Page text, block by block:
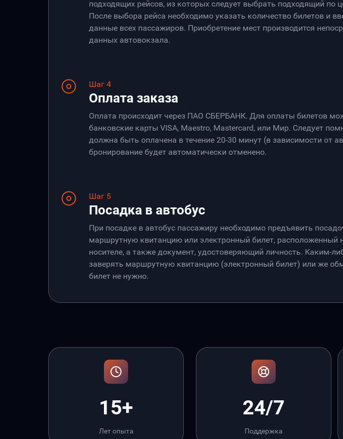
подходящих рейсов, из которых следует выбрать подходящий по
После выбора рейса необходимо указать количество билетов и
данные всех пассажиров. Приобретение мест производится
данных автовокзала.
Шаг 4
Оплата заказа
Оплата происходит через ПАО СБЕРБАНК. Для оплаты билетов
банковские карты VISA, Maestro, Mastercard, или Мир. Следует
должна быть оплачена в течение 20-30 минут (в зависимости от
бронирование будет автоматически отменено.
Шаг 5
Посадка в автобус
При посадке в автобус пассажиру необходимо предъявить
маршрутную квитанцию или электронный билет, расположенный
носителе, а также документ, удостоверяющий личность. Каким-
заверять маршрутную квитанцию (электронный билет) или же
билет не нужно.
15+
Лет опыта
24/7
Поддержка